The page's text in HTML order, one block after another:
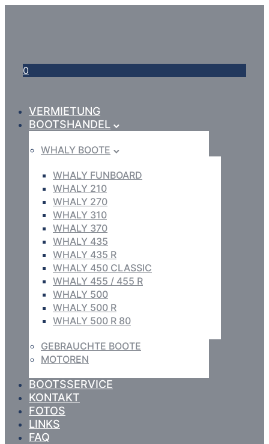
0
VERMIETUNG
BOOTSHANDEL
WHALY BOOTE
WHALY FUNBOARD
WHALY 210
WHALY 270
WHALY 310
WHALY 370
WHALY 435
WHALY 435 R
WHALY 450 CLASSIC
WHALY 455 / 455 R
WHALY 500
WHALY 500 R
WHALY 500 R 80
GEBRAUCHTE BOOTE
MOTOREN
BOOTSSERVICE
KONTAKT
FOTOS
LINKS
FAQ